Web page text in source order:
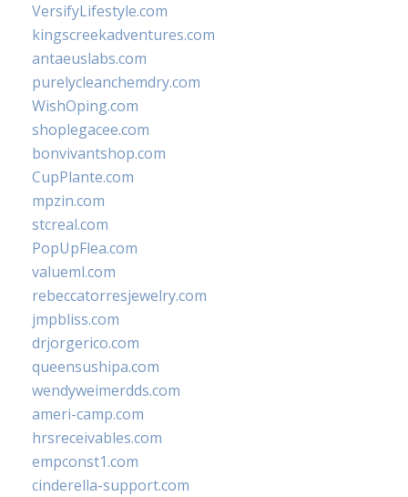
VersifyLifestyle.com
kingscreekadventures.com
antaeuslabs.com
purelycleanchemdry.com
WishOping.com
shoplegacee.com
bonvivantshop.com
CupPlante.com
mpzin.com
stcreal.com
PopUpFlea.com
valueml.com
rebeccatorresjewelry.com
jmpbliss.com
drjorgerico.com
queensushipa.com
wendyweimerdds.com
ameri-camp.com
hrsreceivables.com
empconst1.com
cinderella-support.com